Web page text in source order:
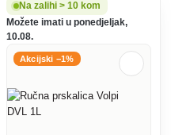
Na zalihi > 10 kom
Možete imati u ponedjeljak,
10.08.
Akcijski −1%